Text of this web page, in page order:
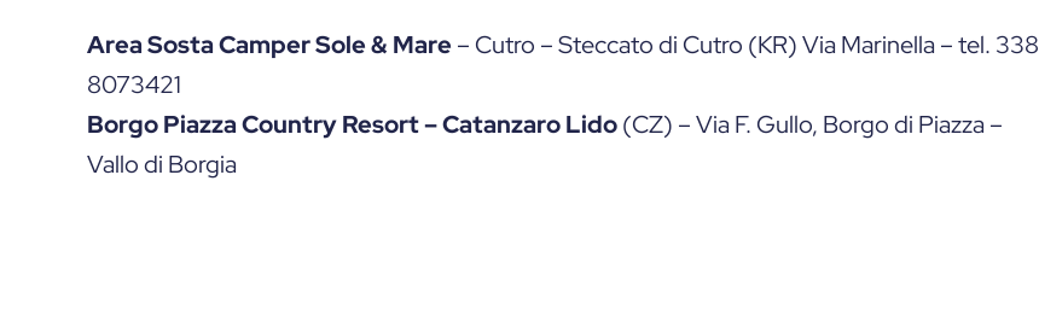
Area Sosta Camper Sole & Mare – Cutro – Steccato di Cutro (KR) Via Marinella – tel. 338
8073421
Borgo Piazza Country Resort– Catanzaro Lido(CZ) – Via F. Gullo, Borgo di Piazza –
Vallo di Borgia